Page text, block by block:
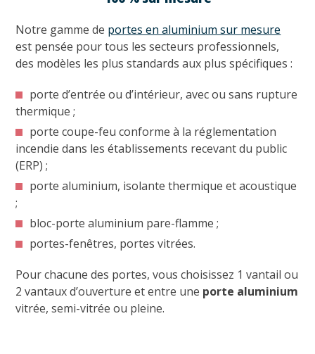
Notre gamme de portes en aluminium sur mesure
est pensée pour tous les secteurs professionnels,
des modèles les plus standards aux plus spécifiques :
porte d’entrée ou d’intérieur, avec ou sans rupture
thermique ;
porte coupe-feu conforme à la réglementation
incendie dans les établissements recevant du public
(ERP) ;
porte aluminium, isolante thermique et acoustique
;
bloc-porte aluminium pare-flamme ;
portes-fenêtres, portes vitrées.
Pour chacune des portes, vous choisissez 1 vantail ou
2 vantaux d’ouverture et entre une porte aluminium
vitrée, semi-vitrée ou pleine.